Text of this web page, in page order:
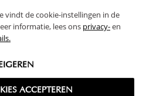
vindt de cookie-instellingen in de
informatie, lees ons privacy-en
ACCEPTEREN